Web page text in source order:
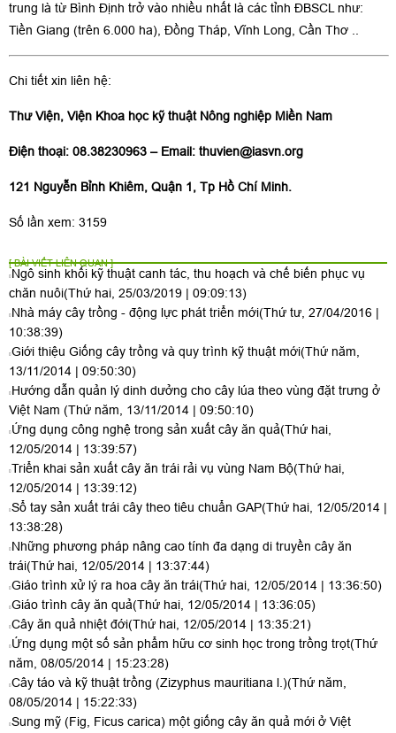
trung là từ Bình Định trở vào nhiều nhất là các tỉnh ĐBSCL như:
Tiền Giang (trên 6.000 ha), Đồng Tháp, Vĩnh Long, Cần Thơ ..
Chi tiết xin liên hệ:
Thư Viện, Viện Khoa học kỹ thuật Nông nghiệp Miền Nam
Điện thoại: 08.38230963 – Email: thuvien@iasvn.org
121 Nguyễn Bỉnh Khiêm, Quận 1, Tp Hồ Chí Minh.
Số lần xem: 3159
[ BÀI VIẾT LIÊN QUAN ]
Ngô sinh khối kỹ thuật canh tác, thu hoạch và chế biến phục vụ
chăn nuôi(Thứ hai, 25/03/2019 | 09:09:13)
Nhà máy cây trồng - động lực phát triển mới(Thứ tư, 27/04/2016 |
10:38:39)
Giới thiệu Giống cây trồng và quy trình kỹ thuật mới(Thứ năm,
13/11/2014 | 09:50:30)
Hướng dẫn quản lý dinh dưởng cho cây lúa theo vùng đặt trưng ở
Việt Nam (Thứ năm, 13/11/2014 | 09:50:10)
Ứng dụng công nghệ trong sản xuất cây ăn quả(Thứ hai,
12/05/2014 | 13:39:57)
Triển khai sản xuất cây ăn trái rải vụ vùng Nam Bộ(Thứ hai,
12/05/2014 | 13:39:12)
Sổ tay sản xuất trái cây theo tiêu chuẩn GAP(Thứ hai, 12/05/2014 |
13:38:28)
Những phương pháp nâng cao tính đa dạng di truyền cây ăn
trái(Thứ hai, 12/05/2014 | 13:37:44)
Giáo trình xử lý ra hoa cây ăn trái(Thứ hai, 12/05/2014 | 13:36:50)
Giáo trình cây ăn quả(Thứ hai, 12/05/2014 | 13:36:05)
Cây ăn quả nhiệt đới(Thứ hai, 12/05/2014 | 13:35:21)
Ứng dụng một số sản phẩm hữu cơ sinh học trong trồng trọt(Thứ
năm, 08/05/2014 | 15:23:28)
Cây táo và kỹ thuật trồng (Zizyphus mauritiana l.)(Thứ năm,
08/05/2014 | 15:22:33)
Sung mỹ (Fig, Ficus carica) một giống cây ăn quả mới ở Việt